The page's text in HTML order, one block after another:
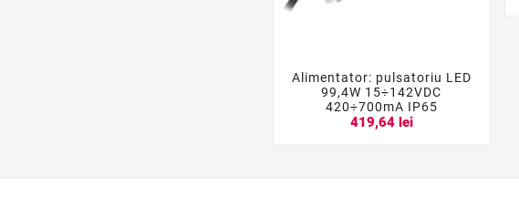
  
Alimentator: pulsatoriu LED
99,4W 15÷142VDC
420÷700mA IP65
419,64 lei